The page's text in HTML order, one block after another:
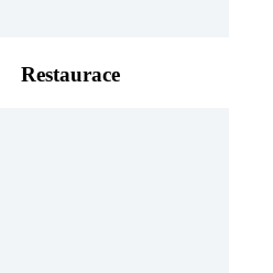
Restaurace